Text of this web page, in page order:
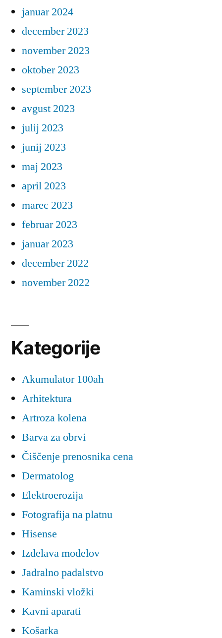
januar 2024
december 2023
november 2023
oktober 2023
september 2023
avgust 2023
julij 2023
junij 2023
maj 2023
april 2023
marec 2023
februar 2023
januar 2023
december 2022
november 2022
Kategorije
Akumulator 100ah
Arhitektura
Artroza kolena
Barva za obrvi
Čiščenje prenosnika cena
Dermatolog
Elektroerozija
Fotografija na platnu
Hisense
Izdelava modelov
Jadralno padalstvo
Kaminski vložki
Kavni aparati
Košarka